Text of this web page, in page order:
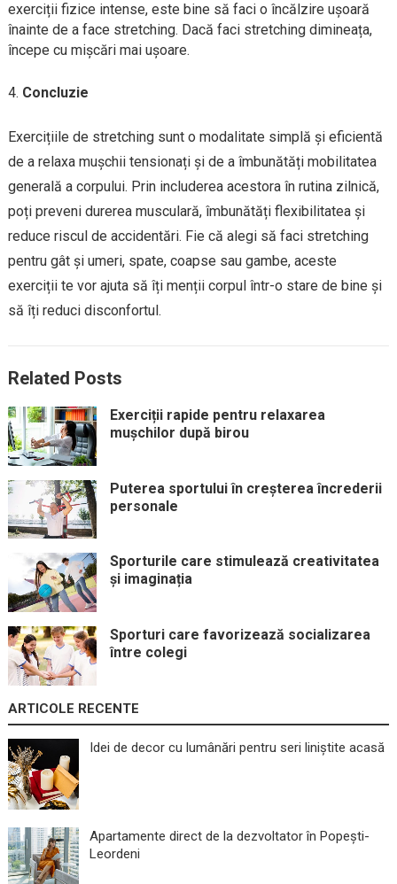
exerciții fizice intense, este bine să faci o încălzire ușoară
înainte de a face stretching. Dacă faci stretching dimineața,
începe cu mișcări mai ușoare.
Concluzie
Exercițiile de stretching sunt o modalitate simplă și eficientă
de a relaxa mușchii tensionați și de a îmbunătăți mobilitatea
generală a corpului. Prin includerea acestora în rutina zilnică,
poți preveni durerea musculară, îmbunătăți flexibilitatea și
reduce riscul de accidentări. Fie că alegi să faci stretching
pentru gât și umeri, spate, coapse sau gambe, aceste
exerciții te vor ajuta să îți menții corpul într-o stare de bine și
să îți reduci disconfortul.
Related Posts
Exerciții rapide pentru relaxarea
mușchilor după birou
Puterea sportului în creșterea încrederii
personale
Sporturile care stimulează creativitatea
și imaginația
Sporturi care favorizează socializarea
între colegi
ARTICOLE RECENTE
Idei de decor cu lumânări pentru seri liniștite acasă
Apartamente direct de la dezvoltator în Popești-
Leordeni